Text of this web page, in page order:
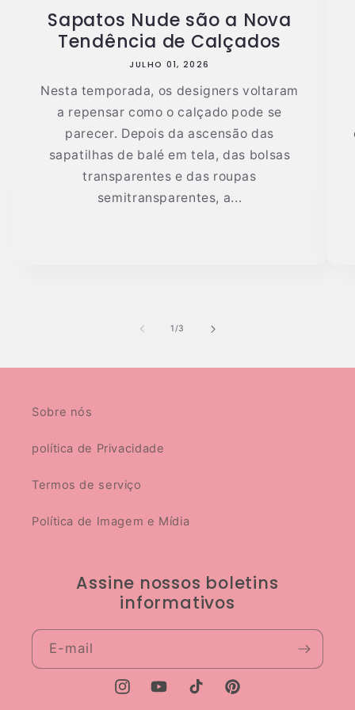
Sapatos Nude são a Nova
Tendência de Calçados
JULHO 01, 2026
Nesta temporada, os designers voltaram
a repensar como o calçado pode se
parecer. Depois da ascensão das
sapatilhas de balé em tela, das bolsas
transparentes e das roupas
semitransparentes, a...
1/de
3
Sobre nós
política de Privacidade
Termos de serviço
Política de Imagem e Mídia
Assine nossos boletins
informativos
E-mail
InstagramYouTubeTikTok Pinterest